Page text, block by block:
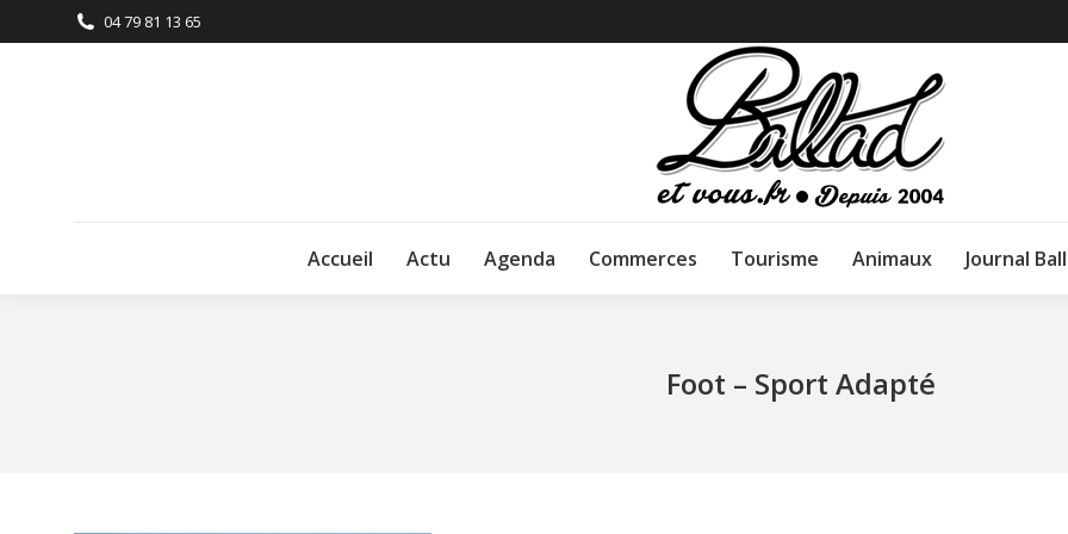
04 79 81 13 65
Accueil Actu Agenda Commerces Tourisme Animaux Journal
Foot – Sport Adapté